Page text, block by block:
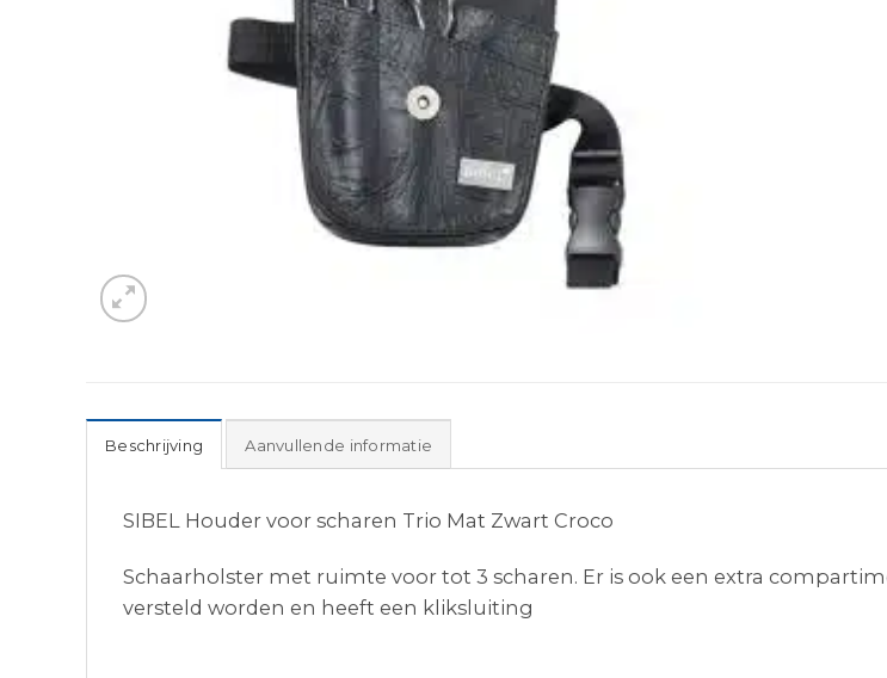
Beschrijving Aanvullende informatie
SIBEL Houder voor scharen Trio Mat Zwart Croco
Schaarholster met ruimte voor tot 3 scharen. Er is ook een extra
versteld worden en heeft een kliksluiting